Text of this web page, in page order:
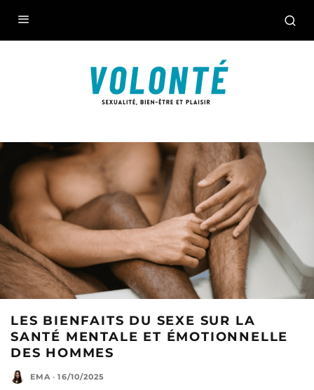
LES BIENFAITS DU SEXE SUR LA
SANTÉ MENTALE ET ÉMOTIONNELLE
DES HOMMES
EMA · 16/10/2025